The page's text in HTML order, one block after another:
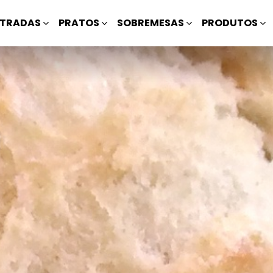
PRATOS SOBREMESAS PRODUTOS